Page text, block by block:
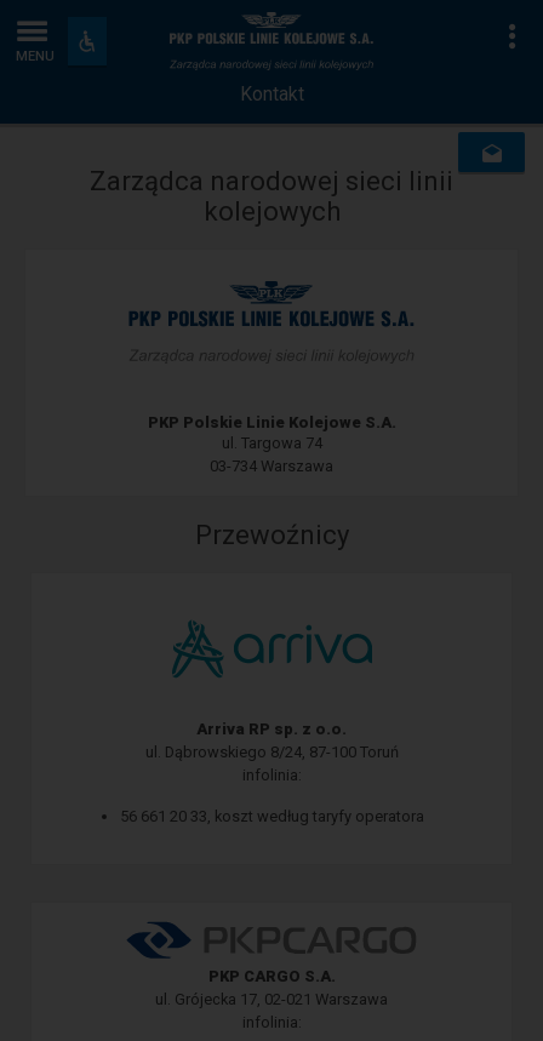
MENU
Dostępność
i
udogodnienia
Kontakt
Strona
główna
Kontakt
Zarządca narodowej sieci linii
kolejowych
PKP Polskie Linie Kolejowe S.A.
ul. Targowa 74
03-734 Warszawa
Przewoźnicy
Arriva RP sp. z o.o.
ul. Dąbrowskiego 8/24, 87-100 Toruń
infolinia:
56 661 20 33, koszt według taryfy operatora
PKP CARGO S.A.
ul. Grójecka 17, 02-021 Warszawa
infolinia: